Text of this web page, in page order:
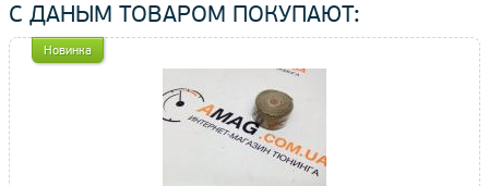
С ДАНЫМ ТОВАРОМ ПОКУПАЮТ:
Новинка